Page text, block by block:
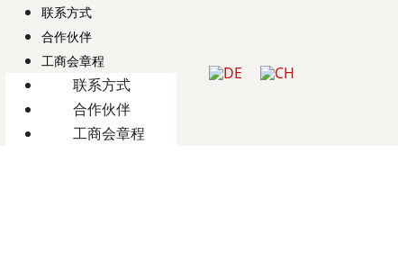
联系方式
合作伙伴
工商会章程
联系方式
合作伙伴
工商会章程